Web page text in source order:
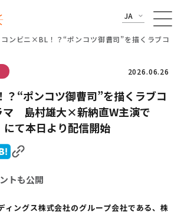
JA
コンビニ×BL！？“ポンコツ御曹司”を描くラブコ
2026.06.26
“ポンコツ御曹司”を描くラブコ
マ 島村雄大×新納直W主演で
にて本日より配信開始
トも公開
ングス株式会社のグループ会社である、株